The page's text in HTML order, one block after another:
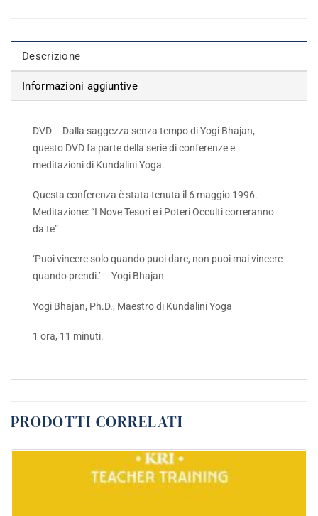
Descrizione
Informazioni aggiuntive
DVD – Dalla saggezza senza tempo di Yogi Bhajan,
questo DVD fa parte della serie di conferenze e
meditazioni di Kundalini Yoga.
Questa conferenza è stata tenuta il 6 maggio 1996.
Meditazione: “I Nove Tesori e i Poteri Occulti correranno
da te”
‘Puoi vincere solo quando puoi dare, non puoi mai vincere
quando prendi.’ – Yogi Bhajan
Yogi Bhajan, Ph.D., Maestro di Kundalini Yoga
1 ora, 11 minuti.
PRODOTTI CORRELATI